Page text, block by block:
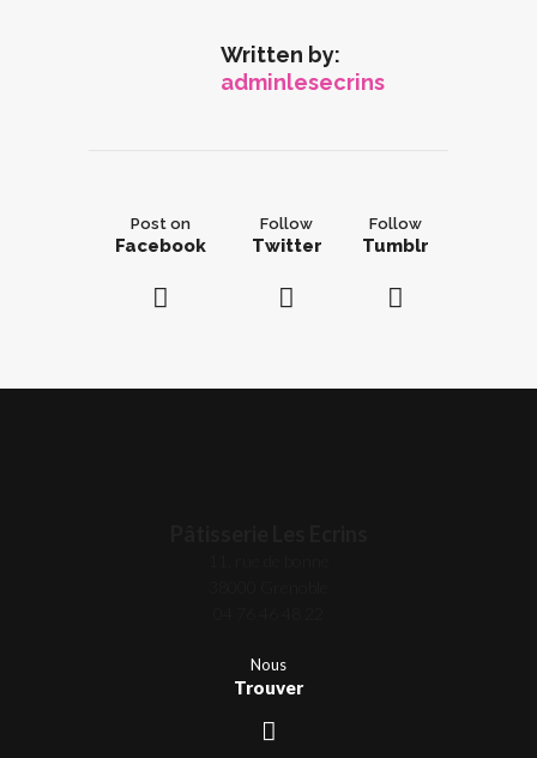
Written by:
adminlesecrins
Post on
Facebook
Follow
Twitter
Follow
Tumblr
Nous
Trouver